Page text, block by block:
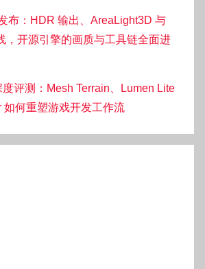
布：HDR 输出、AreaLight3D 与
，开源引擎的画质与工具链全面进
评测：Mesh Terrain、Lumen Lite
如何重塑游戏开发工作流